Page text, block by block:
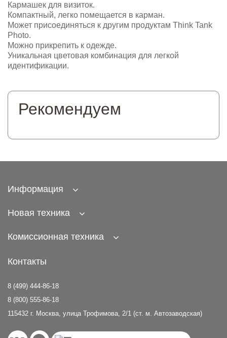
Кармашек для визиток.
Компактный, легко помещается в карман.
Может присоединяться к другим продуктам Think Tank
Photo.
Можно прикрепить к одежде.
Уникальная цветовая комбинация для легкой
идентификации.
Рекомендуем
Информация
Новая техника
Комиссионная техника
Контакты
8 (499) 444-86-18
8 (800) 555-86-18
115432 г. Москва, улица Трофимова, 2/1 (ст. м. Автозаводская)